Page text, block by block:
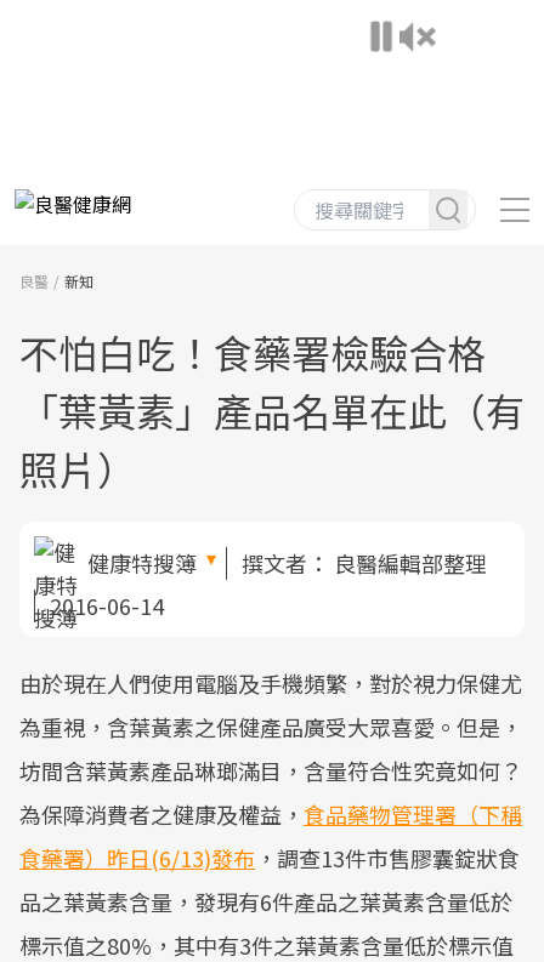
良醫 新知
不怕白吃！食藥署檢驗合格
「葉黃素」產品名單在此（有
照片）
健康特搜簿 撰文者： 良醫編輯部整理
2016-06-14
由於現在人們使用電腦及手機頻繁，對於視力保健尤
為重視，含葉黃素之保健產品廣受大眾喜愛。但是，
坊間含葉黃素產品琳瑯滿目，含量符合性究竟如何？
為保障消費者之健康及權益， 食品藥物管理署（下稱
食藥署）昨日(6/13)發布 ，調查13件市售膠囊錠狀食
品之葉黃素含量，發現有6件產品之葉黃素含量低於
標示值之80%，其中有3件之葉黃素含量低於標示值